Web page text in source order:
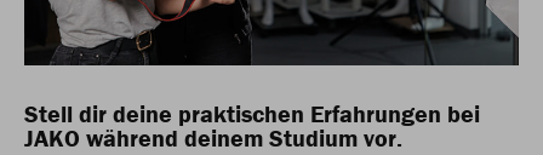
Stell dir deine praktischen Erfahrungen bei
JAKO während deinem Studium vor.